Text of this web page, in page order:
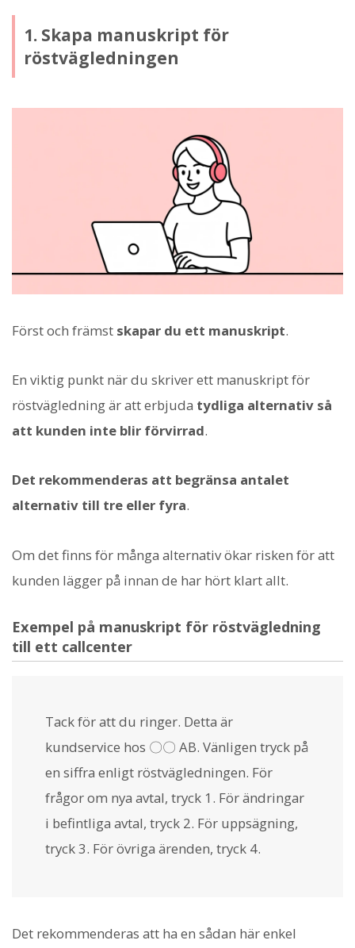
1. Skapa manuskript för
röstvägledningen
Först och främst skapar du ett manuskript.
En viktig punkt när du skriver ett manuskript för
röstvägledning är att erbjuda tydliga alternativ så
att kunden inte blir förvirrad.
Det rekommenderas att begränsa antalet
alternativ till tre eller fyra.
Om det finns för många alternativ ökar risken för att
kunden lägger på innan de har hört klart allt.
Exempel på manuskript för röstvägledning
till ett callcenter
Tack för att du ringer. Detta är
kundservice hos 〇〇 AB. Vänligen tryck på
en siffra enligt röstvägledningen. För
frågor om nya avtal, tryck 1. För ändringar
i befintliga avtal, tryck 2. För uppsägning,
tryck 3. För övriga ärenden, tryck 4.
Det rekommenderas att ha en sådan här enkel